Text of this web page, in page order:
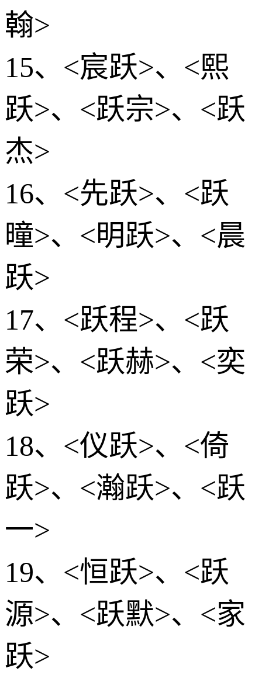
翰>
15、<宸跃>、<熙
跃>、<跃宗>、<跃
杰>
16、<先跃>、<跃
曈>、<明跃>、<晨
跃>
17、<跃程>、<跃
荣>、<跃赫>、<奕
跃>
18、<仪跃>、<倚
跃>、<瀚跃>、<跃
一>
19、<恒跃>、<跃
源>、<跃默>、<家
跃>